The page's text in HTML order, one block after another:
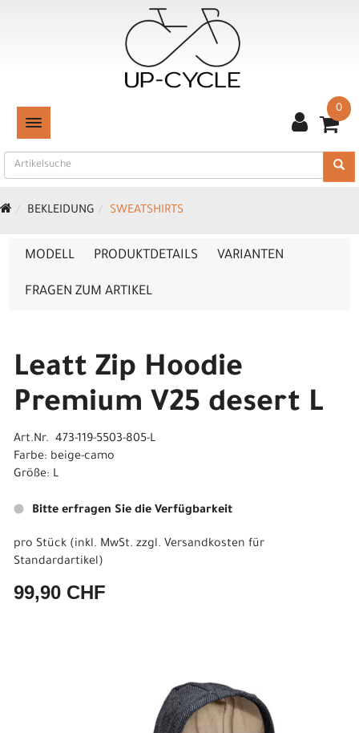
TOGGLE NAVIGATION
0
BEKLEIDUNG SWEATSHIRTS
MODELL PRODUKTDETAILS VARIANTEN
FRAGEN ZUM ARTIKEL
Leatt Zip Hoodie
Premium V25 desert L
Art.Nr. 473-119-5503-805-L
Farbe: beige-camo
Größe: L
Bitte erfragen Sie die Verfügbarkeit
pro Stück (inkl. MwSt. zzgl. Versandkosten für
Standardartikel)
99,90 CHF